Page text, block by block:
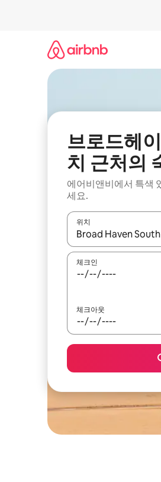
브로드헤
치 근처의
에어비앤비에서 특색
세요.
위치
결과가 나오면 위·아래
체크인
체크아웃